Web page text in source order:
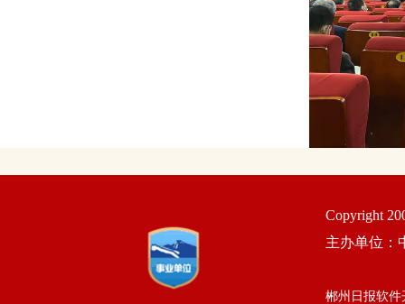
Copyright
主办单位：
郴州日报软